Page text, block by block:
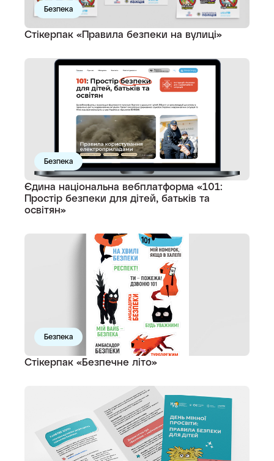
Безпека
Стікерпак «Правила безпеки на вулиці»
Безпека
Єдина національна вебплатформа «101:
Простір безпеки для дітей, батьків та
освітян»
Безпека
Стікерпак «Безпечне літо»